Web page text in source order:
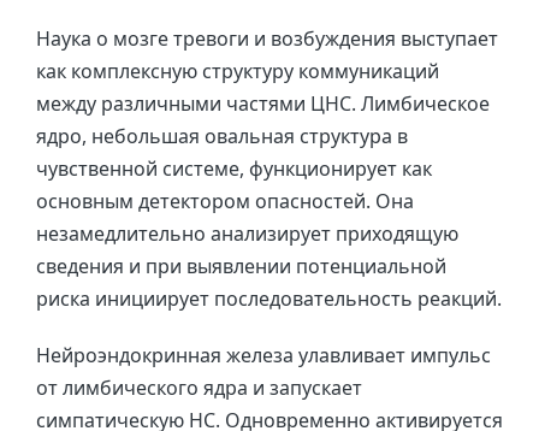
Наука о мозге тревоги и возбуждения выступает
как комплексную структуру коммуникаций
между различными частями ЦНС. Лимбическое
ядро, небольшая овальная структура в
чувственной системе, функционирует как
основным детектором опасностей. Она
незамедлительно анализирует приходящую
сведения и при выявлении потенциальной
риска инициирует последовательность реакций.
Нейроэндокринная железа улавливает импульс
от лимбического ядра и запускает
симпатическую НС. Одновременно активируется